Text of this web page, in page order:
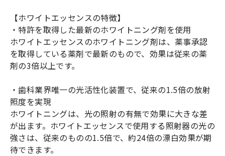
【ホワイトエッセンスの特徴】
・特許を取得した最新のホワイトニング剤を使用
ホワイトエッセンスのホワイトニング剤は、薬事承認
を取得している薬剤で最新のもので、効果は従来の薬
剤の3倍以上です。
・歯科業界唯一の光活性化装置で、従来の1.5倍の放射
照度を実現
ホワイトニングは、光の照射の有無で効果に大きな差
が出ます。ホワイトエッセンスで使用する照射器の光の
強さは、従来のものの1.5倍で、約24倍の漂白効果が期
待できます。